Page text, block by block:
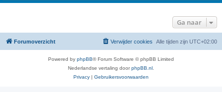
Ga naar
Forumoverzicht Alle tijden zijn UTC+02:00
Verwijder cookies
Powered by phpBB® Forum Software © phpBB Limited
Nederlandse vertaling doorphpBB.nl
Privacy | Gebruikersvoorwaarden